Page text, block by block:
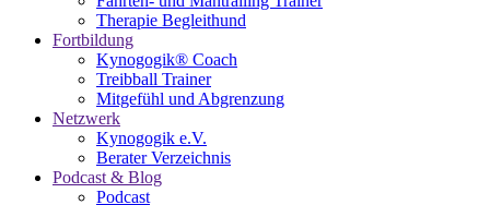
Therapie Begleithund
Fortbildung
Kynogogik® Coach
Treibball Trainer
Mitgefühl und Abgrenzung
Netzwerk
Kynogogik e.V.
Berater Verzeichnis
Podcast & Blog
Podcast